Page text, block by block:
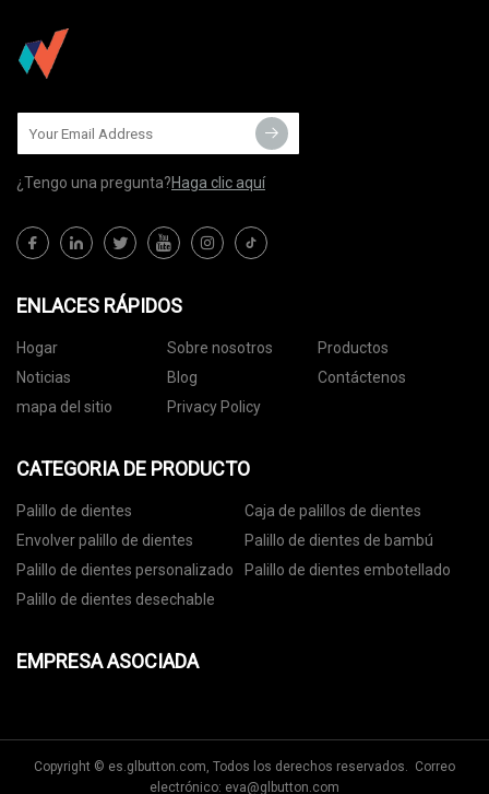
¿Tengo una pregunta?Haga clic aquí
ENLACES RÁPIDOS
Hogar Sobre nosotros
Productos
Noticias
Blog
Contáctenos
mapa del sitio
Privacy Policy
CATEGORIA DE PRODUCTO
Palillo de dientes
Caja de palillos de dientes
Envolver palillo de dientes
Palillo de dientes de bambú
Palillo de dientes personalizado
Palillo de dientes embotellado
Palillo de dientes desechable
EMPRESA ASOCIADA
Copyright © es.glbutton.com, Todos los derechos reservados. Correo
electrónico: eva@glbutton.com